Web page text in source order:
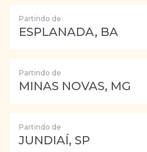
Partindo de
ESPLANADA, BA
Partindo de
MINAS NOVAS, MG
Partindo de
JUNDIAÍ, SP